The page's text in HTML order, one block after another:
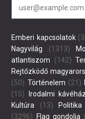
Emberi kapcsolatok
Nagyvilág (1313)
atlantiszom (142)
Rejtőzködő
(50) Történelem (21)
(15)
Irodalmi kávéház
Kultúra (13) Politika
(3296)
Flag gondolja